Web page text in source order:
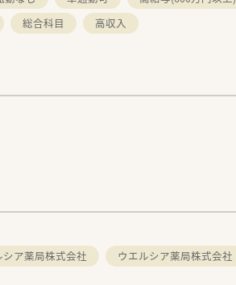
総合科目 高収入
シア薬局株式会社
ウエルシア薬局株式会社